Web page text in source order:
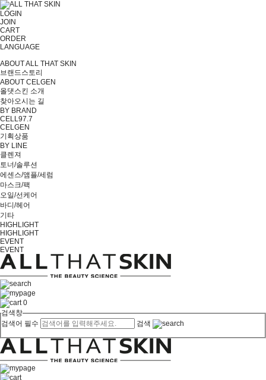
LOGIN
JOIN
CART
ORDER
LANGUAGE
ABOUT ALL THAT SKIN
브랜드스토리
ABOUT CELGEN
올댓스킨 소개
찾아오시는 길
BY BRAND
CELL97.7
CELGEN
기획상품
BY LINE
클렌져
토너/솔루션
에센스/앰플/세럼
마스크/팩
오일/선케어
바디/헤어
기타
HIGHLIGHT
HIGHLIGHT
EVENT
EVENT
0
검색창
검색어 필수
검색